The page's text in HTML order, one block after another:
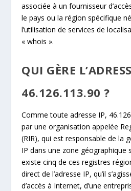
associée à un fournisseur
le pays ou la région spécifique
l’utilisation de services de
« whois ».
QUI GÈRE
46.126.113.90 ?
Comme toute adresse IP,
par une organisation appelée
(RIR), qui est responsable de la
IP dans une zone géographique
existe cinq de ces registres
direct de l’adresse IP, qu’il
d’accès à Internet, d’une